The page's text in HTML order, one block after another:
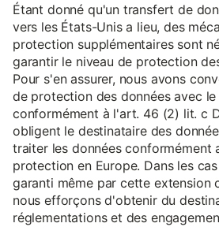
Étant donné qu'un transfert de
vers les États-Unis a lieu, des
protection supplémentaires sont
garantir le niveau de protection
Pour s'en assurer, nous avons
de protection des données avec le
conformément à l'art. 46 (2) lit. c
obligent le destinataire des
traiter les données conformément
protection en Europe. Dans les
garanti même par cette extension
nous efforçons d'obtenir du
réglementations et des